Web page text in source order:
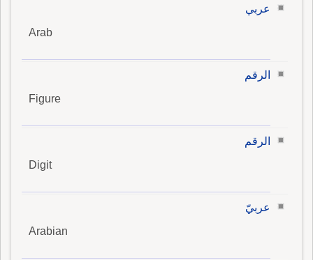
عربي
Arab
الرقم
Figure
الرقم
Digit
عربيّ
Arabian